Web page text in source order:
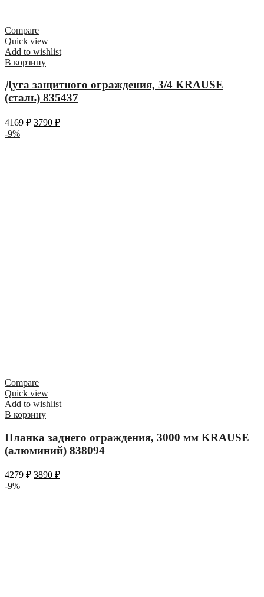
Compare
Quick view
Add to wishlist
В корзину
Дуга защитного ограждения, 3/4 KRAUSE
(сталь) 835437
4169₽ 3790 ₽
-9%
Compare
Quick view
Add to wishlist
В корзину
Планка заднего ограждения, 3000 мм KRAUSE
(алюминий) 838094
4279₽ 3890 ₽
-9%